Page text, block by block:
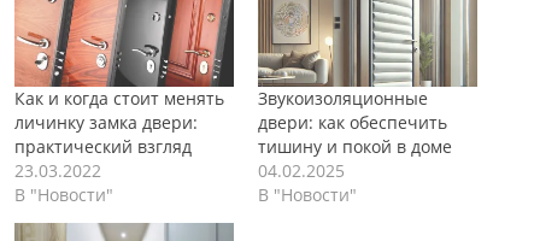
Как и когда стоит менять
личинку замка двери:
практический взгляд
23.03.2022
В "Новости"
Звукоизоляционные
двери: как обеспечить
тишину и покой в доме
04.02.2025
В "Новости"